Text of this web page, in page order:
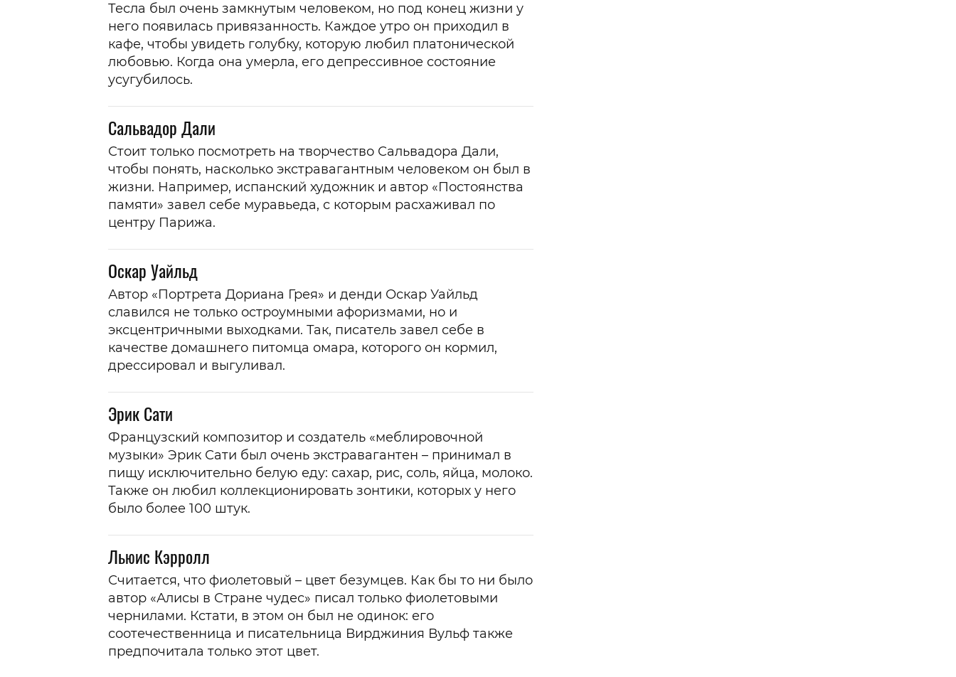
Тесла был очень замкнутым человеком, но под конец жизни у
него появилась привязанность. Каждое утро он приходил в
кафе, чтобы увидеть голубку, которую любил платонической
любовью. Когда она умерла, его депрессивное состояние
усугубилось.
Сальвадор Дали
Стоит только посмотреть на творчество Сальвадора Дали,
чтобы понять, насколько экстравагантным человеком он был в
жизни. Например, испанский художник и автор «Постоянства
памяти» завел себе муравьеда, с которым расхаживал по
центру Парижа.
Оскар Уайльд
Автор «Портрета Дориана Грея» и денди Оскар Уайльд
славился не только остроумными афоризмами, но и
эксцентричными выходками. Так, писатель завел себе в
качестве домашнего питомца омара, которого он кормил,
дрессировал и выгуливал.
Эрик Сати
Французский композитор и создатель «меблировочной
музыки» Эрик Сати был очень экстравагантен – принимал в
пищу исключительно белую еду: сахар, рис, соль, яйца, молоко.
Также он любил коллекционировать зонтики, которых у него
было более 100 штук.
Льюис Кэрролл
Считается, что фиолетовый – цвет безумцев. Как бы то ни было
автор «Алисы в Стране чудес» писал только фиолетовыми
чернилами. Кстати, в этом он был не одинок: его
соотечественница и писательница Вирджиния Вульф также
предпочитала только этот цвет.